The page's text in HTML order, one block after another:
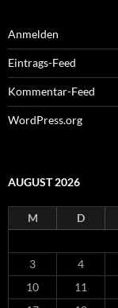
Anmelden
Eintrags-Feed
Kommentar-Feed
WordPress.org
AUGUST 2026
M D
3
4
10
11